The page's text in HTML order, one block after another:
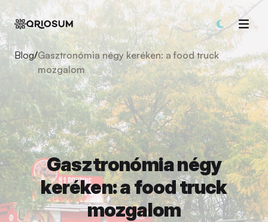
Blog/Gasztronómia négy keréken: a food truck
mozgalom
Gasztronómia négy
keréken: a food truck
mozgalom